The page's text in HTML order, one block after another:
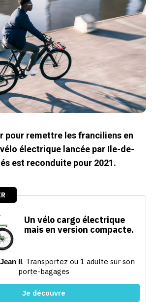
pour remettre les franciliens en
électrique lancée par Ile-de-
est reconduite pour 2021.